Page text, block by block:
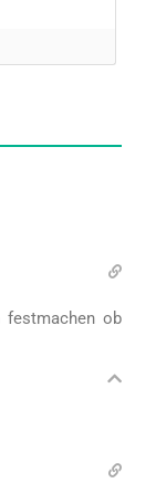
festmachen ob